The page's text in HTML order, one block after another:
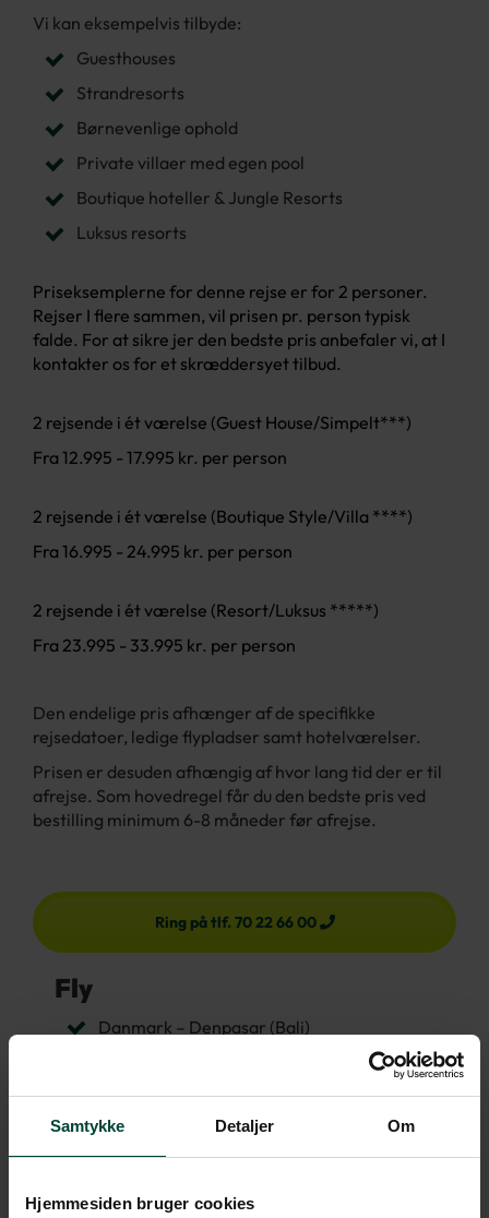
Samtykke Detaljer Om
Hjemmesiden bruger cookies
Fly
Danmark – Denpasar (Bali)
Hotel
Risskov Rejser, fordelt på:
Vi kan eksempelvis tilbyde:
Guesthouses
Strandresorts
Børnevenlige ophold
Private villaer med egen pool
Boutique hoteller & Jungle Resorts
Luksus resorts
Priseksemplerne for denne rejse er for 2 personer.
Rejser I flere sammen, vil prisen pr. person typisk
falde. For at sikre jer den bedste pris anbefaler vi, at I
kontakter os for et skræddersyet tilbud.
2 rejsende i ét værelse (Guest House/Simpelt***)
Fra 12.995 - 17.995 kr. per person
2 rejsende i ét værelse (Boutique Style/Villa ****)
Fra 16.995 - 24.995 kr. per person
2 rejsende i ét værelse (Resort/Luksus *****)
Fra 23.995 - 33.995 kr. per person
Den endelige pris afhænger af de specifikke
rejsedatoer, ledige flypladser samt hotelværelser.
Prisen er desuden afhængig af hvor lang tid der er til
afrejse. Som hovedregel får du den bedste pris ved
bestilling minimum 6-8 måneder før afrejse.
Ring på tlf. 70 22 66 00